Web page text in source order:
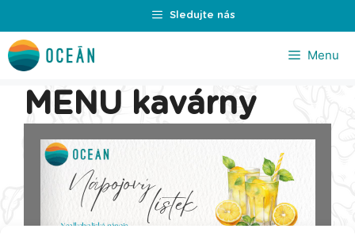
na
obsah
Sledujte nás
Menu
MENU kavárny